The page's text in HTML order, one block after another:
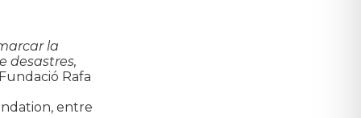
la
desastres,
Rafa
entre